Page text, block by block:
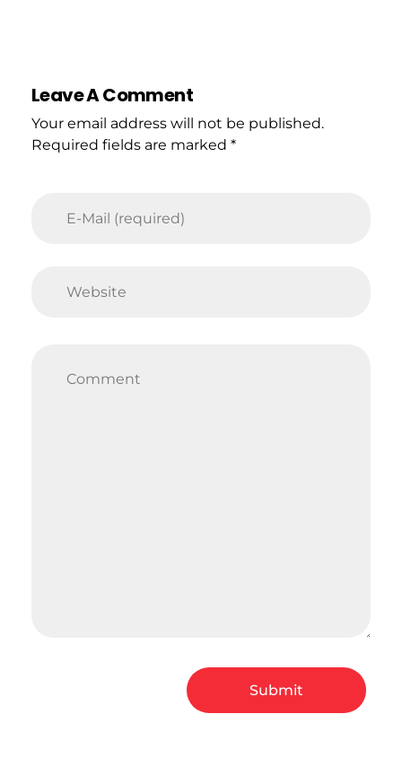
Leave A Comment
Your email address will not be published.
Required fields are marked *